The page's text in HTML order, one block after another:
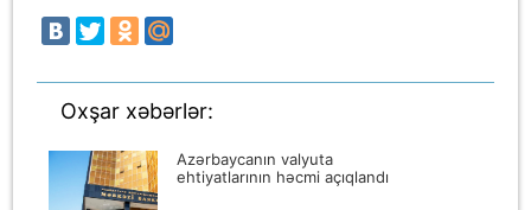
Oxşar xəbərlər:
Azərbaycanın valyuta
ehtiyatlarının həcmi açıqlandı